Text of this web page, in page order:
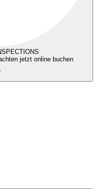
jetzt online buchen